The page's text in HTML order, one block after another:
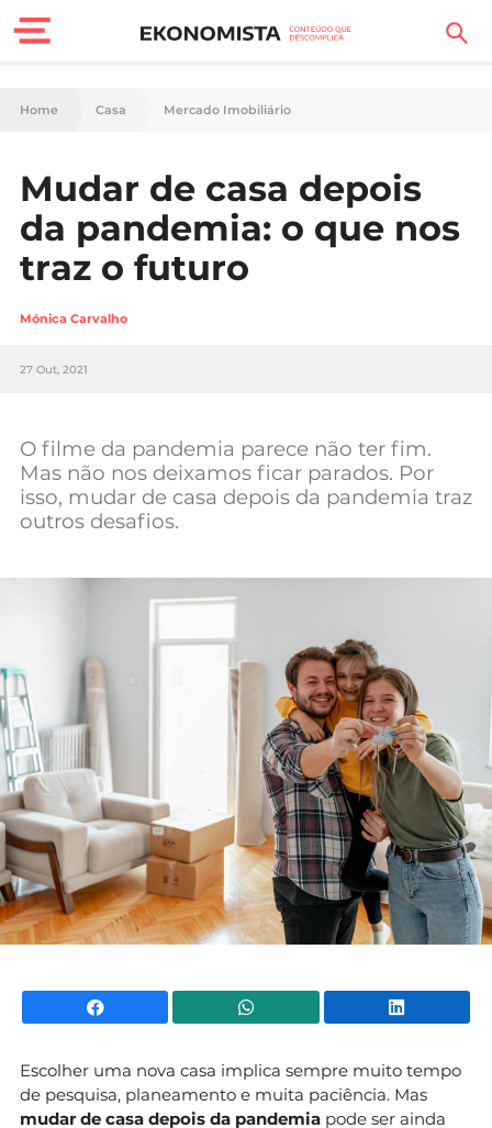
Finanças Pessoais
Carreira
Casa
Lifestyle
Sociedade
Negócios
Mundial 2026
Home Casa Mercado Imobiliário
Mudar de casa depois
da pandemia: o que nos
traz o futuro
Mónica Carvalho
27 Out, 2021
O filme da pandemia parece não ter fim.
Mas não nos deixamos ficar parados. Por
isso, mudar de casa depois da pandemia traz
outros desafios.
Facebook WhatsApp
Escolher uma nova casa implica sempre muito tempo
de pesquisa, planeamento e muita paciência. Mas
mudar de casa depois da pandemia pode ser ainda